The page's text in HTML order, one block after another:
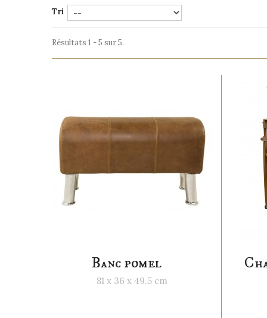
Tri
Résultats 1 - 5 sur 5.
Banc pomel
81 x 36 x 49.5 cm